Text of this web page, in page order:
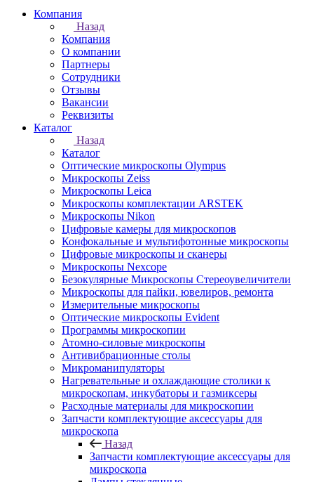
Компания
Назад
Компания
О компании
Партнеры
Сотрудники
Отзывы
Вакансии
Реквизиты
Каталог
Назад
Каталог
Оптические микроскопы Olympus
Микроскопы Zeiss
Микроскопы Leica
Микроскопы комплектации ARSTEK
Микроскопы Nikon
Цифровые камеры для микроскопов
Конфокальные и мультифотонные микроскопы
Цифровые микроскопы и сканеры
Микроскопы Nexcope
Безокулярные Микроскопы Стереоувеличители
Микроскопы для пайки, ювелиров, ремонта
Измерительные микроскопы
Оптические микроскопы Evident
Программы микроскопии
Атомно-силовые микроскопы
Антивибрационные столы
Микроманипуляторы
Нагревательные и охлаждающие столики к
микроскопам, инкубаторы и газмиксеры
Расходные материалы для микроскопии
Запчасти комплектующие аксессуары для
микроскопа
Назад
Запчасти комплектующие аксессуары для
микроскопа